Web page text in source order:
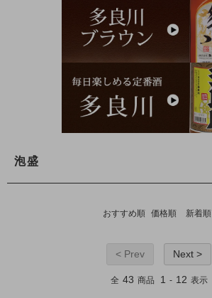
泡盛
おすすめ順 価格順 新着順
< Prev Next >
全 43 商品 1 - 12 表示